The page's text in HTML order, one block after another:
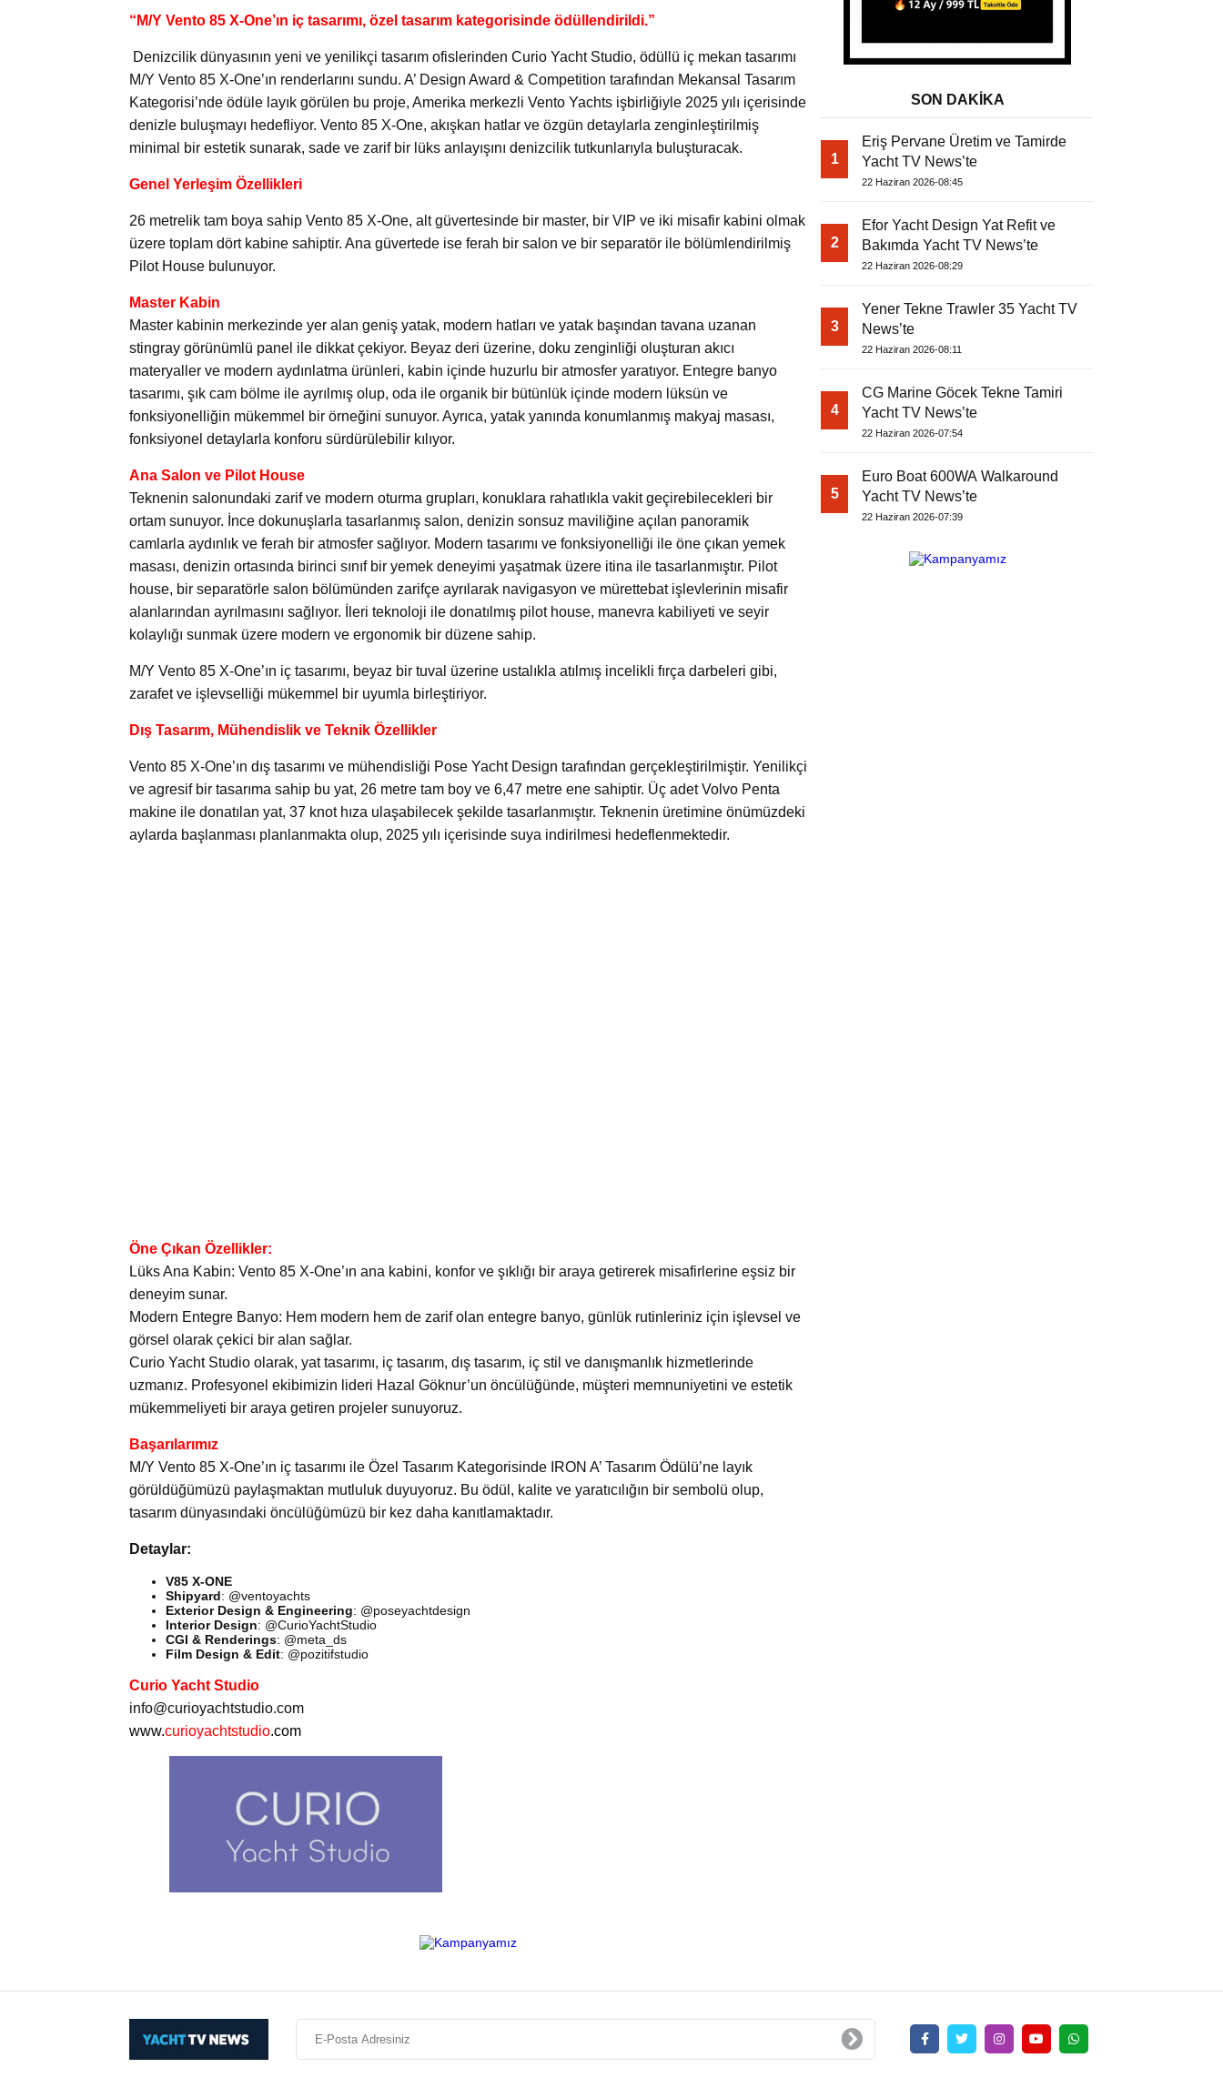
“M/Y Vento 85 X-One’ın iç tasarımı, özel tasarım kategorisinde ödüllendirildi.”
Denizcilik dünyasının yeni ve yenilikçi tasarım ofislerinden Curio Yacht Studio, ödüllü iç mekan tasarımı
M/Y Vento 85 X-One’ın renderlarını sundu. A’ Design Award & Competition tarafından Mekansal Tasarım
Kategorisi’nde ödüle layık görülen bu proje, Amerika merkezli Vento Yachts işbirliğiyle 2025 yılı içerisinde
denizle buluşmayı hedefliyor. Vento 85 X-One, akışkan hatlar ve özgün detaylarla zenginleştirilmiş
minimal bir estetik sunarak, sade ve zarif bir lüks anlayışını denizcilik tutkunlarıyla buluşturacak.
Genel Yerleşim Özellikleri
26 metrelik tam boya sahip Vento 85 X-One, alt güvertesinde bir master, bir VIP ve iki misafir kabini olmak
üzere toplam dört kabine sahiptir. Ana güvertede ise ferah bir salon ve bir separatör ile bölümlendirilmiş
Pilot House bulunuyor.
Master Kabin
Master kabinin merkezinde yer alan geniş yatak, modern hatları ve yatak başından tavana uzanan
stingray görünümlü panel ile dikkat çekiyor. Beyaz deri üzerine, doku zenginliği oluşturan akıcı
materyaller ve modern aydınlatma ürünleri, kabin içinde huzurlu bir atmosfer yaratıyor. Entegre banyo
tasarımı, şık cam bölme ile ayrılmış olup, oda ile organik bir bütünlük içinde modern lüksün ve
fonksiyonelliğin mükemmel bir örneğini sunuyor. Ayrıca, yatak yanında konumlanmış makyaj masası,
fonksiyonel detaylarla konforu sürdürülebilir kılıyor.
Ana Salon ve Pilot House
Teknenin salonundaki zarif ve modern oturma grupları, konuklara rahatlıkla vakit geçirebilecekleri bir
ortam sunuyor. İnce dokunuşlarla tasarlanmış salon, denizin sonsuz maviliğine açılan panoramik
camlarla aydınlık ve ferah bir atmosfer sağlıyor. Modern tasarımı ve fonksiyonelliği ile öne çıkan yemek
masası, denizin ortasında birinci sınıf bir yemek deneyimi yaşatmak üzere itina ile tasarlanmıştır. Pilot
house, bir separatörle salon bölümünden zarifçe ayrılarak navigasyon ve mürettebat işlevlerinin misafir
alanlarından ayrılmasını sağlıyor. İleri teknoloji ile donatılmış pilot house, manevra kabiliyeti ve seyir
kolaylığı sunmak üzere modern ve ergonomik bir düzene sahip.
M/Y Vento 85 X-One’ın iç tasarımı, beyaz bir tuval üzerine ustalıkla atılmış incelikli fırça darbeleri gibi,
zarafet ve işlevselliği mükemmel bir uyumla birleştiriyor.
Dış Tasarım, Mühendislik ve Teknik Özellikler
Vento 85 X-One’ın dış tasarımı ve mühendisliği Pose Yacht Design tarafından gerçekleştirilmiştir. Yenilikçi
ve agresif bir tasarıma sahip bu yat, 26 metre tam boy ve 6,47 metre ene sahiptir. Üç adet Volvo Penta
makine ile donatılan yat, 37 knot hıza ulaşabilecek şekilde tasarlanmıştır. Teknenin üretimine önümüzdeki
aylarda başlanması planlanmakta olup, 2025 yılı içerisinde suya indirilmesi hedeflenmektedir.
Öne Çıkan Özellikler:
Lüks Ana Kabin: Vento 85 X-One’ın ana kabini, konfor ve şıklığı bir araya getirerek misafirlerine eşsiz bir
deneyim sunar.
Modern Entegre Banyo: Hem modern hem de zarif olan entegre banyo, günlük rutinleriniz için işlevsel ve
görsel olarak çekici bir alan sağlar.
Curio Yacht Studio olarak, yat tasarımı, iç tasarım, dış tasarım, iç stil ve danışmanlık hizmetlerinde
uzmanız. Profesyonel ekibimizin lideri Hazal Göknur’un öncülüğünde, müşteri memnuniyetini ve estetik
mükemmeliyeti bir araya getiren projeler sunuyoruz.
Başarılarımız
M/Y Vento 85 X-One’ın iç tasarımı ile Özel Tasarım Kategorisinde IRON A’ Tasarım Ödülü’ne layık
görüldüğümüzü paylaşmaktan mutluluk duyuyoruz. Bu ödül, kalite ve yaratıcılığın bir sembolü olup,
tasarım dünyasındaki öncülüğümüzü bir kez daha kanıtlamaktadır.
Detaylar:
V85 X-ONE
Shipyard: @ventoyachts
Exterior Design & Engineering: @poseyachtdesign
Interior Design: @CurioYachtStudio
CGI & Renderings: @meta_ds
Film Design & Edit: @pozitifstudio
Curio Yacht Studio
info@curioyachtstudio.com
www.curioyachtstudio.com
SON DAKİKA
1
Eriş Pervane Üretim ve Tamirde
Yacht TV News’te
22 Haziran 2026-08:45
2
Efor Yacht Design Yat Refit ve
Bakımda Yacht TV News’te
22 Haziran 2026-08:29
3
Yener Tekne Trawler 35 Yacht TV
News’te
22 Haziran 2026-08:11
4
CG Marine Göcek Tekne Tamiri
Yacht TV News’te
22 Haziran 2026-07:54
5
Euro Boat 600WA Walkaround
Yacht TV News’te
22 Haziran 2026-07:39